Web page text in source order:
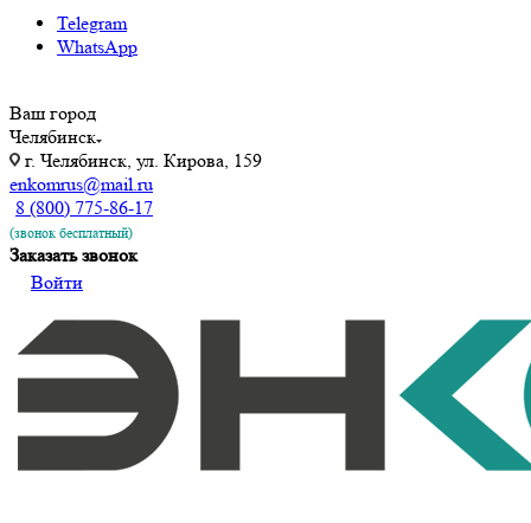
Telegram
WhatsApp
Ваш город
Челябинск
г. Челябинск, ул. Кирова, 159
enkomrus@mail.ru
8 (800) 775-86-17
(звонок бесплатный)
Заказать звонок
Войти